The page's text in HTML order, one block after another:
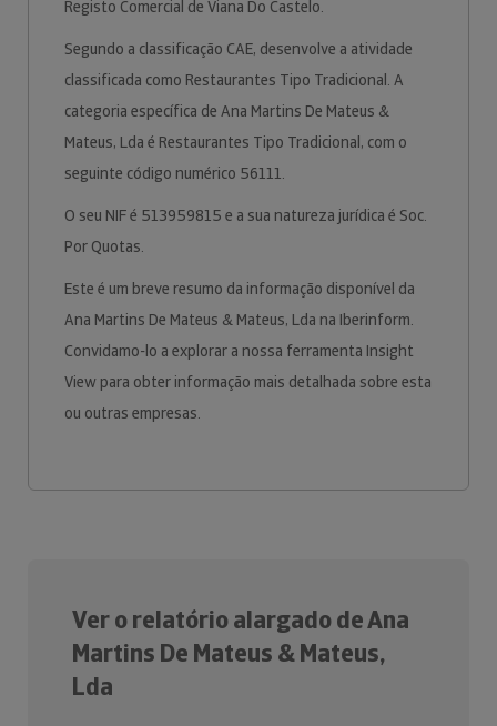
Registo Comercial de Viana Do Castelo.
Segundo a classificação CAE, desenvolve a atividade
classificada como Restaurantes Tipo Tradicional. A
categoria específica de Ana Martins De Mateus &
Mateus, Lda é Restaurantes Tipo Tradicional, com o
seguinte código numérico 56111.
O seu NIF é 513959815 e a sua natureza jurídica é Soc.
Por Quotas.
Este é um breve resumo da informação disponível da
Ana Martins De Mateus & Mateus, Lda na Iberinform.
Convidamo-lo a explorar a nossa ferramenta Insight
View para obter informação mais detalhada sobre esta
ou outras empresas.
Ver o relatório alargado de Ana
Martins De Mateus & Mateus,
Lda